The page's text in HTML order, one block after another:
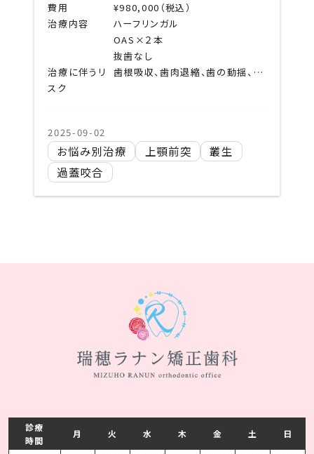
費用
¥980,000（税込）
治療内容
ハーフリンガル
OAS×２本
抜歯なし
治療に伴うリ
スク
歯根吸収、歯肉退縮、歯の動揺、歯髄失活、顎関節症状の悪化、ブラックトライアングル、エナメルクラック、清掃不良による齲蝕など
2025-09-02
お悩み別治療 上顎前突
叢生
過蓋咬合
診療
時間
月 火 水 木 金 土 日